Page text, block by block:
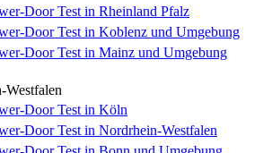
Door Test in Rheinland Pfalz
Door Test in Koblenz und Umgebung
Door Test in Mainz und Umgebung
Westfalen
Door Test in Köln
Door Test in Nordrhein-Westfalen